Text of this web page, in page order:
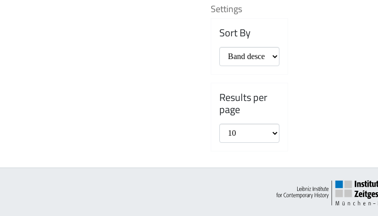
Settings
Sort By
Results per
page